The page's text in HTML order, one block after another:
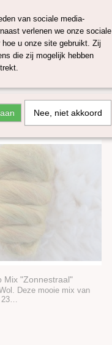
Mix "Oase"
Deze mooie mix van
23…
Mix "Zonnestraal"
Deze mooie mix van
van sociale media-
verlenen we onze sociale
u onze site gebruikt. Zij
die zij mogelijk hebben
Nee, niet akkoord